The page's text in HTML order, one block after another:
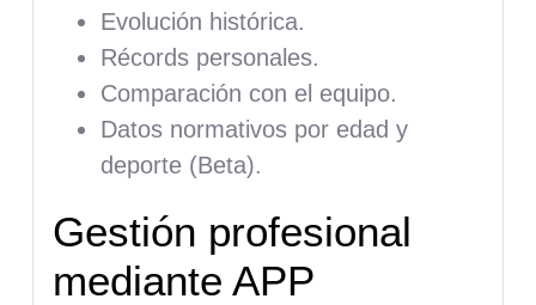
Evolución histórica.
Récords personales.
Comparación con el equipo.
Datos normativos por edad y
deporte (Beta).
Gestión profesional
mediante APP